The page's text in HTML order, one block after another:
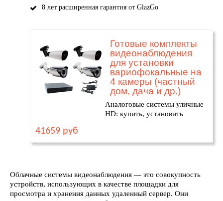
8 лет расширенная гарантия от GlazGo
Готовые комплекты
видеонаблюдения
для установки
вариофокальные на
4 камеры (частный
дом, дача и др.)
Аналоговые системы уличные
HD: купить, установить
41659 руб
Облачные системы видеонаблюдения — это совокупность
устройств, использующих в качестве площадки для
просмотра и хранения данных удаленный сервер. Они